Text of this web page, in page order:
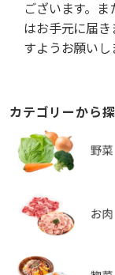
ございます。
はお手元に届
すようお願いし
カテゴリーから